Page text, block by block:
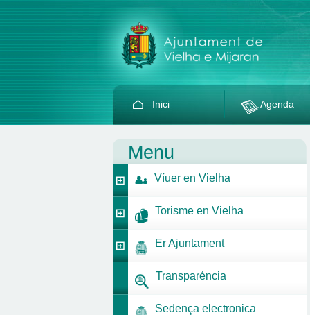
Inici Agenda
Menu
Víuer en Vielha
Torisme en Vielha
Er Ajuntament
Transparéncia
Sedença electronica